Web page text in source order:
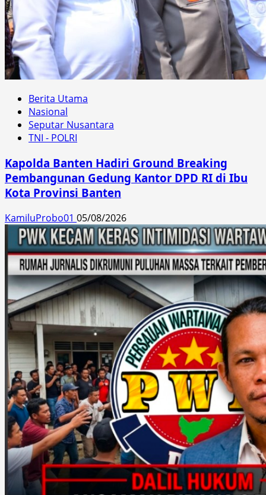
Berita Utama
Nasional
Seputar Nusantara
TNI - POLRI
Kapolda Banten Hadiri Ground Breaking
Pembangunan Gedung Kantor DPD RI di Ibu
Kota Provinsi Banten
KamiluProbo01 05/08/2026